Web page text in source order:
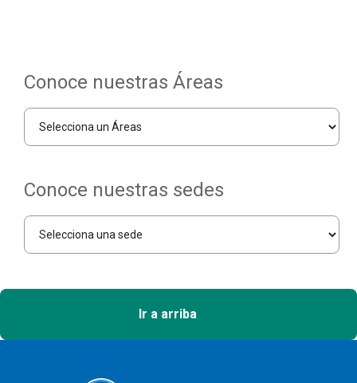
Conoce nuestras Áreas
Conoce nuestras sedes
Ir a arriba